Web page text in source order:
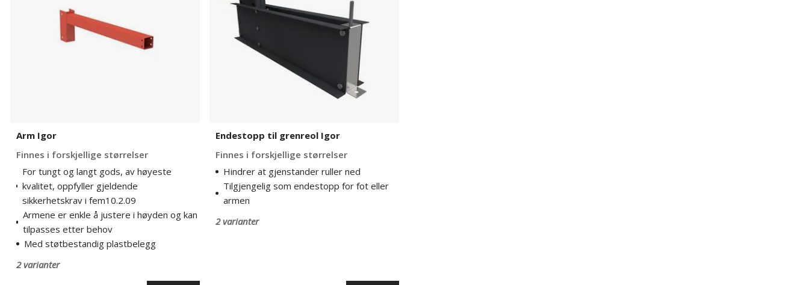
Arm Igor
Finnes i forskjellige størrelser
For tungt og langt gods, av høyeste
kvalitet, oppfyller gjeldende
sikkerhetskrav i fem10.2.09
Armene er enkle å justere i høyden og kan
tilpasses etter behov
Med støtbestandig plastbelegg
2 varianter
Endestopp til grenreol Igor
Finnes i forskjellige størrelser
Hindrer at gjenstander ruller ned
Tilgjengelig som endestopp for fot eller
armen
2 varianter